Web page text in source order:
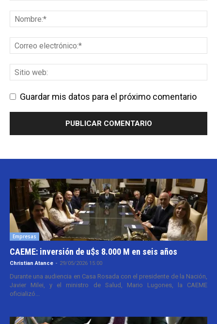
Guardar mis datos para el próximo comentario
Empresas
CAEME: inversión de u$s 8.000 M en seis años
Christian Atance - 29/05/2026 15:00
Durante una audiencia en Casa Rosada con el presidente de la Nación,
Javier Milei, y el ministro de Salud, Mario Lugones, la CAEME
oficializó...